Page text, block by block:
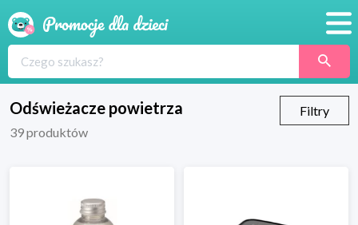
Odświeżacze powietrza
Filtry
39produktów